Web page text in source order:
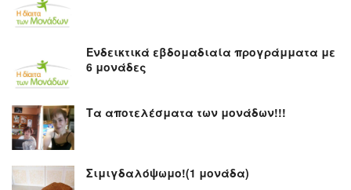
Ενδεικτικά εβδομαδιαία προγράμματα με
6 μονάδες
Τα αποτελέσματα των μονάδων!!!
Σιμιγδαλόψωμο!(1 μονάδα)